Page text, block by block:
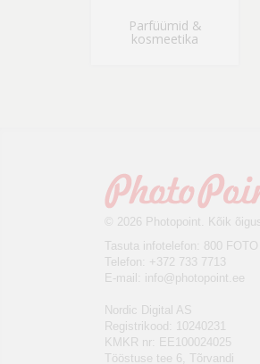
Parfüümid &
kosmeetika
© 2026 Photopoint. Kõik
Tasuta infotelefon: 800
Telefon: +372 733 7713
E-mail: info@photopoint.ee
Nordic Digital AS
Registrikood: 10240231
KMKR nr: EE100024025
Tööstuse tee 6, Tõrvandi